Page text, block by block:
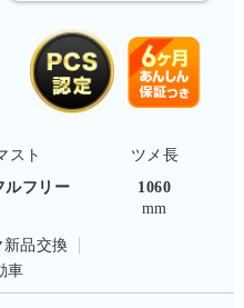
スト
ツメ長
ルフリー
1060
mm
新品交換
車